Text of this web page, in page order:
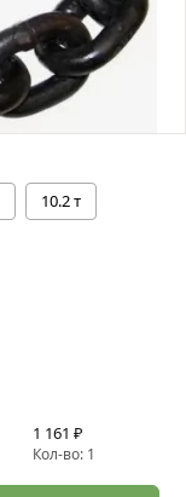
10.2 т
1 161 ₽
Кол-во: 1